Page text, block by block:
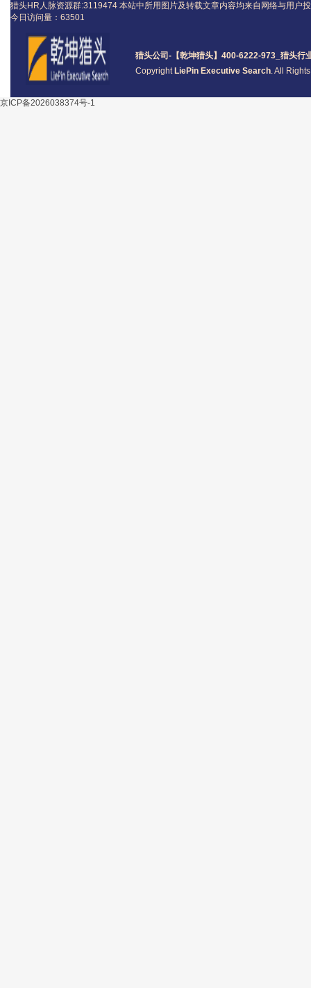
猎头公司 -【乾坤猎头】400-6222-973_ 猎头行
Copyright LiePin Executive Search. All
猎头HR人脉资源群:3119474 本站中所用图片及转载文章内容均来自网络与用户
今日访问量： 63501
京ICP备2026038374号-1